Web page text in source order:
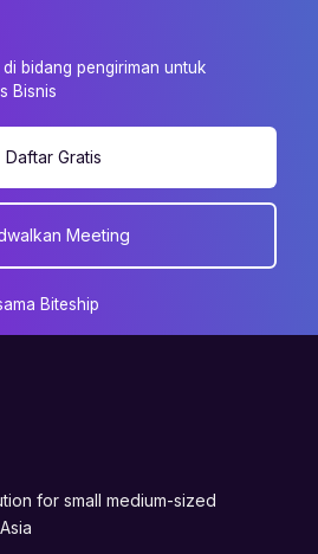
bidang pengiriman untuk
Bisnis
Daftar Gratis
Meeting
Biteship
for small medium-sized